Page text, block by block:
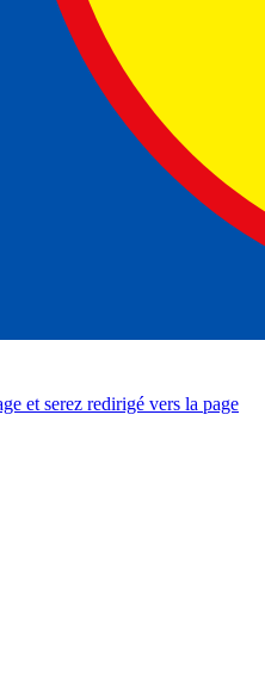
et serez redirigé vers la page